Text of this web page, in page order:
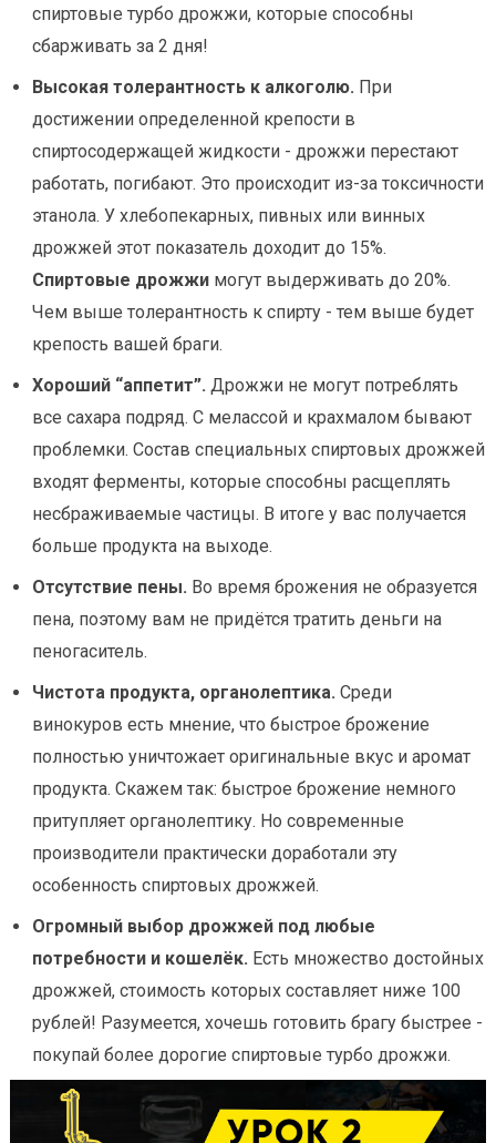
спиртовые турбо дрожжи, которые способны
сбарживать за 2 дня!
Высокая толерантность к алкоголю. При
достижении определенной крепости в
спиртосодержащей жидкости - дрожжи перестают
работать, погибают. Это происходит из-за токсичности
этанола. У хлебопекарных, пивных или винных
дрожжей этот показатель доходит до 15%.
Спиртовые дрожжи могут выдерживать до 20%.
Чем выше толерантность к спирту - тем выше будет
крепость вашей браги.
Хороший “аппетит”. Дрожжи не могут потреблять
все сахара подряд. С мелассой и крахмалом бывают
проблемки. Состав специальных спиртовых дрожжей
входят ферменты, которые способны расщеплять
несбраживаемые частицы. В итоге у вас получается
больше продукта на выходе.
Отсутствие пены. Во время брожения не образуется
пена, поэтому вам не придётся тратить деньги на
пеногаситель.
Чистота продукта, органолептика. Среди
винокуров есть мнение, что быстрое брожение
полностью уничтожает оригинальные вкус и аромат
продукта. Скажем так: быстрое брожение немного
притупляет органолептику. Но современные
производители практически доработали эту
особенность спиртовых дрожжей.
Огромный выбор дрожжей под любые
потребности и кошелёк. Есть множество достойных
дрожжей, стоимость которых составляет ниже 100
рублей! Разумеется, хочешь готовить брагу быстрее -
покупай более дорогие спиртовые турбо дрожжи.